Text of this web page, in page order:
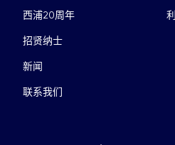
西浦20周年
招贤纳士
新闻
联系我们